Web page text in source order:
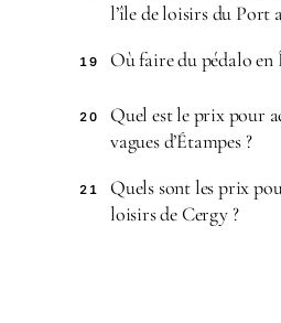
l’île de loisirs du Port
19 Où faire du pédalo en
20
Quel est le prix pour
vagues d’Étampes ?
21
Quels sont les prix
loisirs de Cergy ?